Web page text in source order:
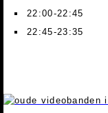
22:00-22:45
22:45-23:35